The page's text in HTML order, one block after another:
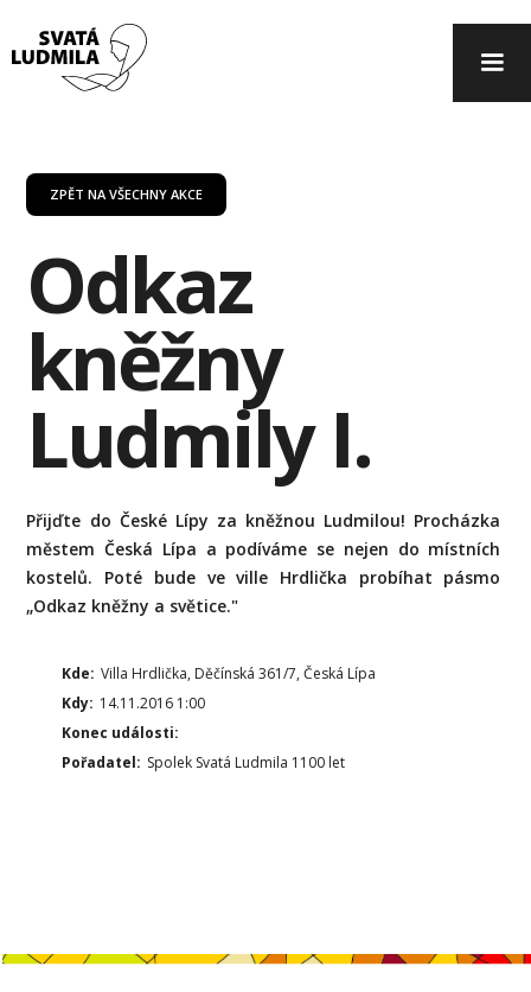
ZPĚT NA VŠECHNY AKCE
Odkaz
kněžny
Ludmily I.
Přijďte do České Lípy za kněžnou Ludmilou! Procházka
městem Česká Lípa a podíváme se nejen do místních
kostelů. Poté bude ve ville Hrdlička probíhat pásmo
„Odkaz kněžny a světice."
Kde: Villa Hrdlička, Děčínská 361/7, Česká Lípa
Kdy: 14.11.2016 1:00
Konec události:
Pořadatel: Spolek Svatá Ludmila 1100 let